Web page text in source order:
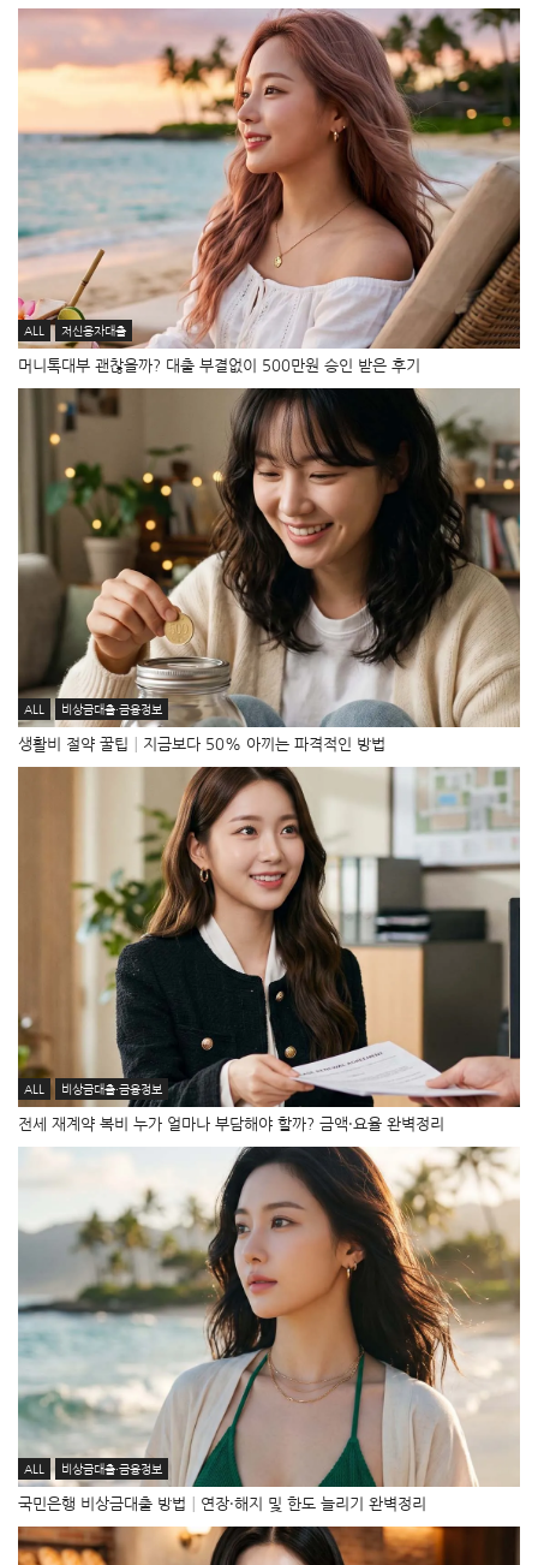
ALL 저신용자대출
머니톡대부 괜찮을까? 대출 부결없이 500만원 승인 받은 후기
ALL 비상금대출·금융정보
생활비 절약 꿀팁│지금보다 50% 아끼는 파격적인 방법
ALL 비상금대출·금융정보
전세 재계약 복비 누가 얼마나 부담해야 할까? 금액·요율 완벽정리
ALL 비상금대출·금융정보
국민은행 비상금대출 방법│연장·해지 및 한도 늘리기 완벽정리